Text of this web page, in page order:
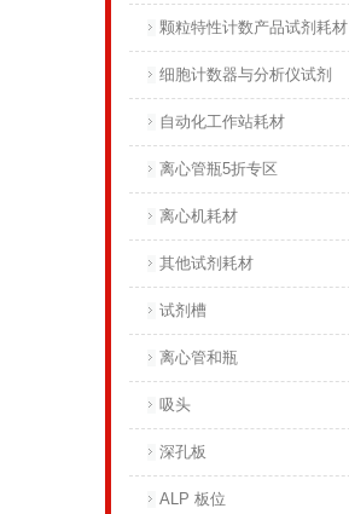
颗粒特性计数产品试剂耗材
细胞计数器与分析仪试剂
自动化工作站耗材
离心管瓶5折专区
离心机耗材
其他试剂耗材
试剂槽
离心管和瓶
吸头
深孔板
ALP 板位